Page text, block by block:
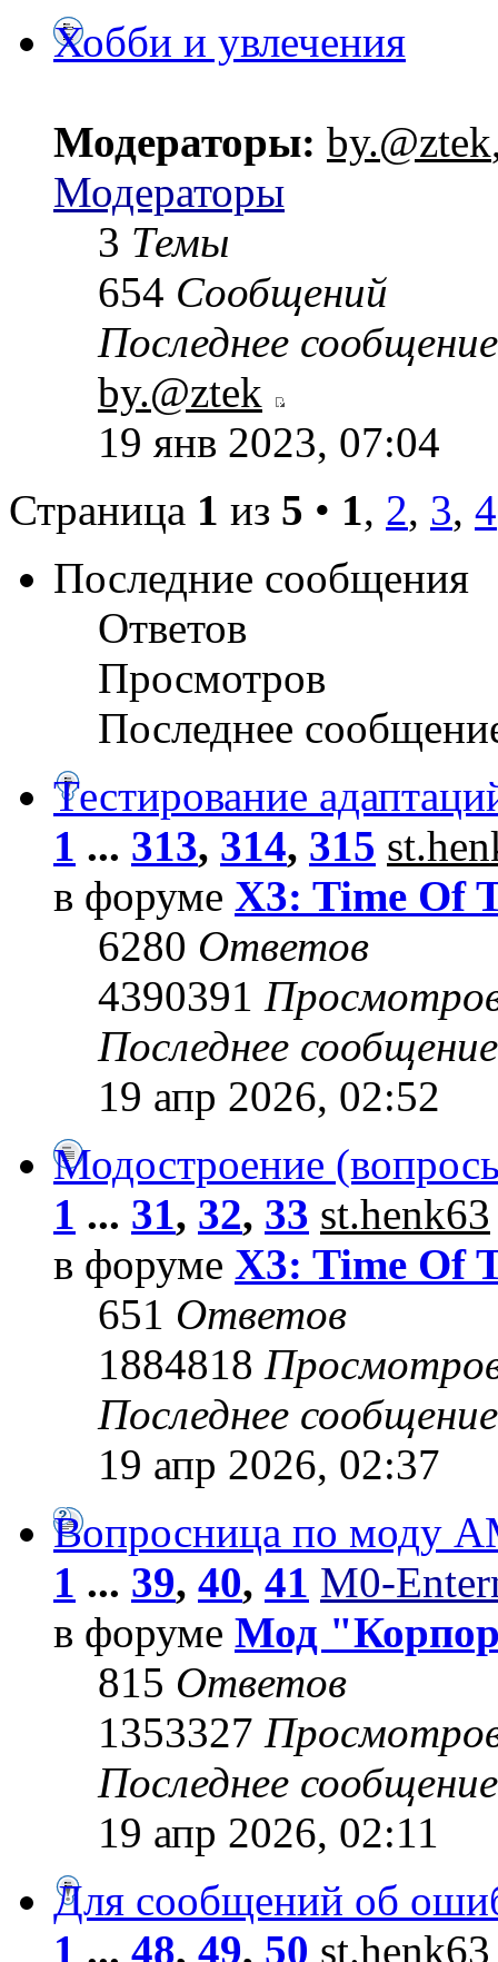
Хобби и увлечения
Модераторы: by.@ztek
Модераторы
3 Темы
654 Сообщений
Последнее сообщение
by.@ztek
19 янв 2023, 07:04
Страница 1 из 5 • 1, 2, 3, 4
Последние сообщения
Ответов
Просмотров
Последнее
Тестирование
1 ... 313, 314, 315
в форуме X3: Time Of
6280 Ответов
4390391
Последнее
19 апр 2026, 02:52
Модостроение
1 ... 31, 32, 33 st.henk63
в форуме X3: Time Of
651 Ответов
1884818
Последнее
19 апр 2026, 02:37
Вопросница по моду
1 ... 39, 40, 41 M0-
в форуме Мод
815 Ответов
1353327
Последнее
19 апр 2026, 02:11
Для сообщений об
1 ... 48, 49, 50 st.henk63